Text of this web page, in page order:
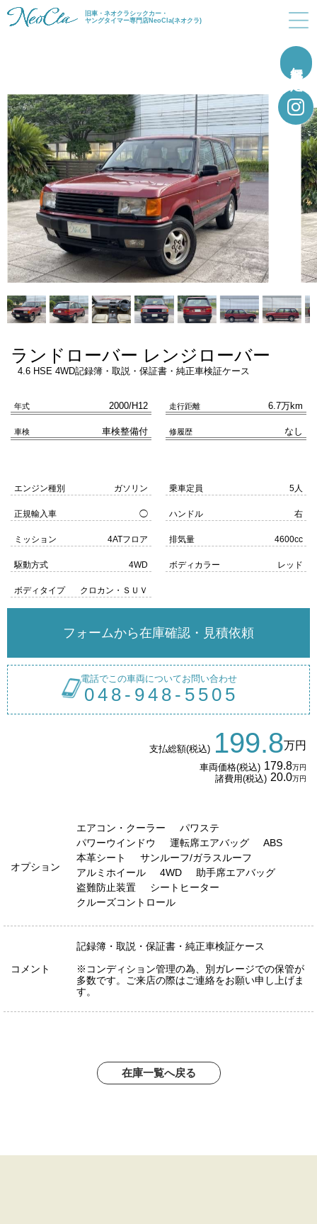
旧車・ネオクラシックカー・
ヤングタイマー専門店NeoCla(ネオクラ)
ランドローバー レンジローバー
4.6 HSE 4WD記録簿・取説・保証書・純正車検証ケース
年式 2000/H12 走行距離 6.7万km
車検 車検整備付 修履歴 なし
エンジン種別 ガソリン 乗車定員 5人
正規輸入車 ◯ ハンドル 右
ミッション 4ATフロア 排気量 4600cc
駆動方式 4WD ボディカラー レッド
ボディタイプ クロカン・ＳＵＶ
フォームから在庫確認・見積依頼
電話でこの車両についてお問い合わせ
048-948-5505
支払総額(税込) 199.8万円
車両価格(税込) 179.8万円
諸費用(税込) 20.0万円
オプション
エアコン・クーラー
パワステ
パワーウインドウ
運転席エアバッグ
ABS
本革シート
サンルーフ/ガラスルーフ
アルミホイール
4WD
助手席エアバッグ
盗難防止装置
シートヒーター
クルーズコントロール
コメント
記録簿・取説・保証書・純正車検証ケース
※コンディション管理の為、別ガレージでの保管が
多数です。ご来店の際はご連絡をお願い申し上げま
す。
在庫一覧へ戻る